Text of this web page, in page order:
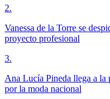
2.
Vanessa de la Torre se
proyecto profesional
3.
Ana Lucía Pineda llega a la
por la moda nacional